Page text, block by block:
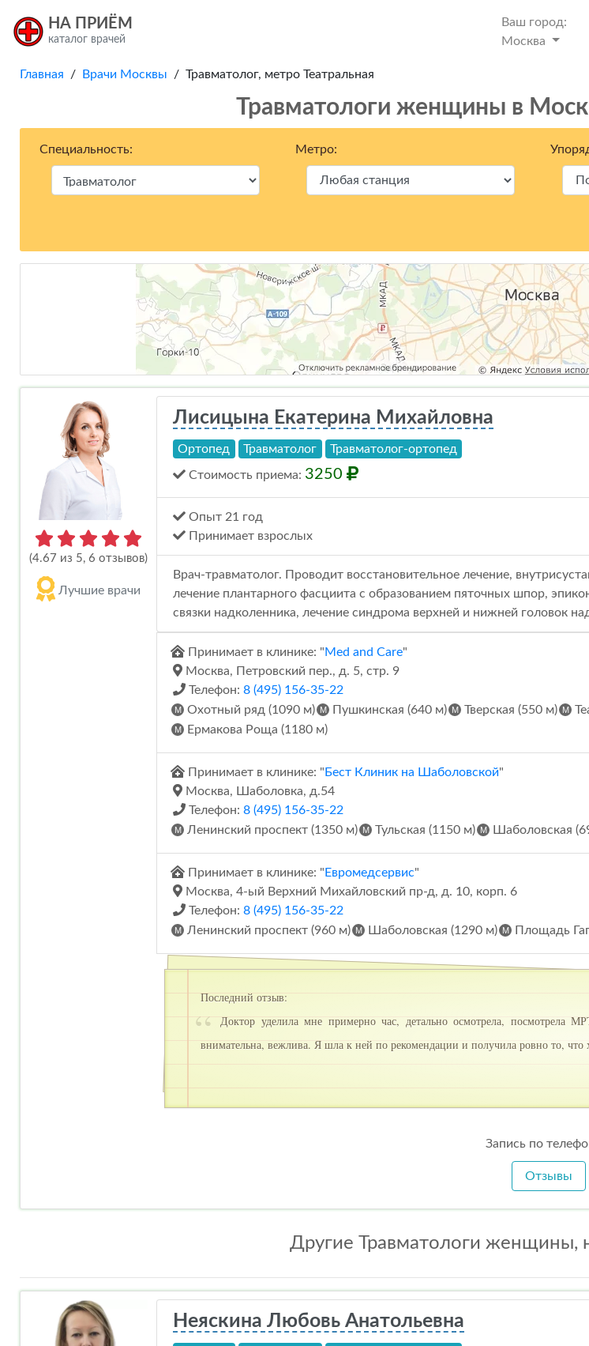
НА ПРИЁМ
каталог врачей
Ваш город:
Москва
Главная / Врачи Москвы / Травматолог, метро Театральная
Травматологи женщины в
Специальность: Метро:
(4.67 из 5, 6 отзывов)
Лучшие врачи
Лисицына Екатерина Михайловна
Ортопед Травматолог Травматолог-ортопед
Стоимость приема: 3250
Опыт 21 год
Принимает взрослых
Врач-травматолог. Проводит восстановительное лечение,
лечение плантарного фасциита с образованием пяточных шпор,
связки надколенника, лечение синдрома верхней и нижней головок
Принимает в клинике: "Med and Care"
Москва, Петровский пер., д. 5, стр. 9
Телефон: 8 (495) 156-35-22
Охотный ряд (1090 м)
Пушкинская (640 м) Тверская (550 м)
Ермакова Роща (1180 м)
Принимает в клинике: " Бест Клиник на Шаболовской"
Москва, Шаболовка, д.54
Телефон: 8 (495) 156-35-22
Ленинский проспект (1350 м)
Тульская (1150 м) Шаболовская
Принимает в клинике: " Евромедсервис"
Москва, 4-ый Верхний Михайловский пр-д, д. 10, корп. 6
Телефон: 8 (495) 156-35-22
Ленинский проспект (960 м)
Шаболовская (1290 м) Площадь
Последний отзыв:
Доктор уделила мне примерно час, детально осмотрела, посмотрела
внимательна, вежлива. Я шла к ней по рекомендации и получила ровно то, что
Запись по
Отзывы
Другие Травматологи женщины,
Неяскина Любовь Анатольевна